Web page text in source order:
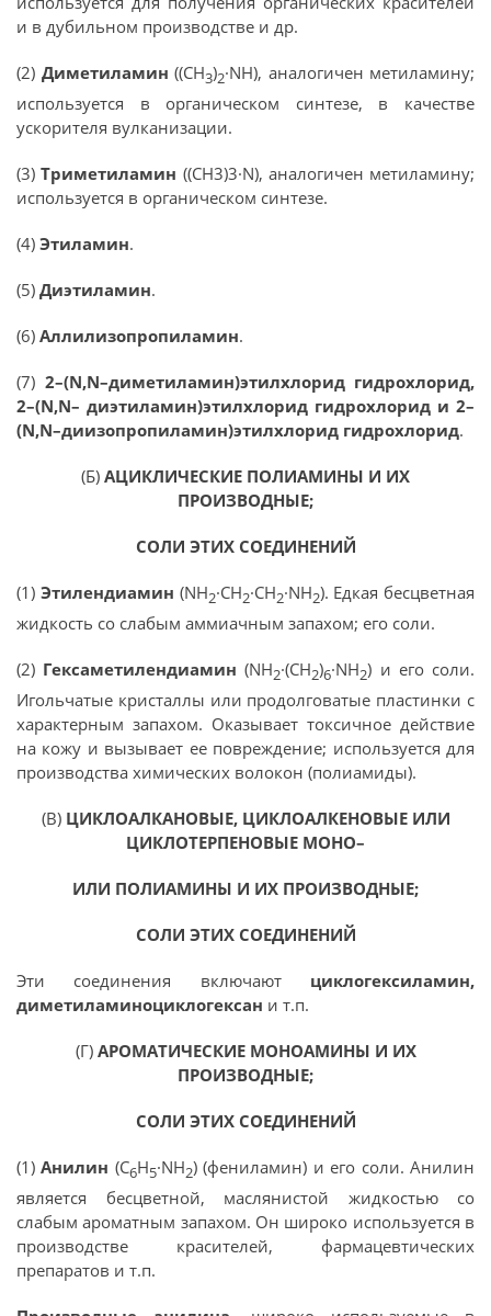
и в дубильном производстве и др.
(2) Диметиламин ((СН3)2·NH), аналогичен метиламину;
используется в органическом синтезе, в качестве
ускорителя вулканизации.
(3)Триметиламин ((СН3)3·N), аналогичен метиламину;
используется в органическом синтезе.
(4) Этиламин.
(5) Диэтиламин.
(6) Аллилизопропиламин.
(7) 2–(N,N–диметиламин)этилхлорид гидрохлорид,
2–(N,N– диэтиламин)этилхлорид гидрохлорид и 2–
(N,N–диизопропиламин)этилхлорид гидрохлорид.
(Б) АЦИКЛИЧЕСКИЕ ПОЛИАМИНЫ И ИХ
ПРОИЗВОДНЫЕ;
СОЛИ ЭТИХ СОЕДИНЕНИЙ
(1) Этилендиамин (NH2·СН2·СН2·NH2). Едкая бесцветная
жидкость со слабым аммиачным запахом; его соли.
(2) Гексаметилендиамин(NH2·(СН2)6·NH2) и его соли.
Игольчатые кристаллы или продолговатые пластинки с
характерным запахом. Оказывает токсичное действие
на кожу и вызывает ее повреждение; используется для
производства химических волокон (полиамиды).
(В) ЦИКЛОАЛКАНОВЫЕ, ЦИКЛОАЛКЕНОВЫЕ ИЛИ
ЦИКЛОТЕРПЕНОВЫЕ МОНО–
ИЛИ ПОЛИАМИНЫ И ИХ ПРОИЗВОДНЫЕ;
СОЛИ ЭТИХ СОЕДИНЕНИЙ
Эти соединения включают циклогексиламин,
диметиламиноциклогексан и т.п.
(Г) АРОМАТИЧЕСКИЕ МОНОАМИНЫ И ИХ
ПРОИЗВОДНЫЕ;
СОЛИ ЭТИХ СОЕДИНЕНИЙ
(1)Анилин (С6Н5·NH2) (фениламин) и его соли. Анилин
является бесцветной, маслянистой жидкостью со
слабым ароматным запахом. Он широко используется в
производстве красителей, фармацевтических
препаратов и т.п.